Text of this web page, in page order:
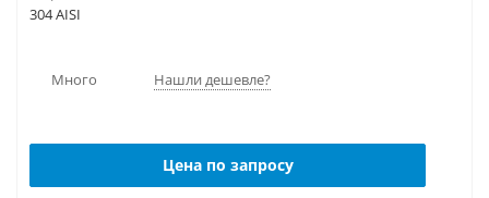
304 AISI
Много Нашли дешевле?
Цена по запросу